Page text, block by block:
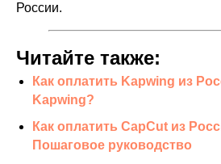
России.
Читайте также:
Как оплатить Kapwing из
Kapwing?
Как оплатить CapCut из
Пошаговое руководство